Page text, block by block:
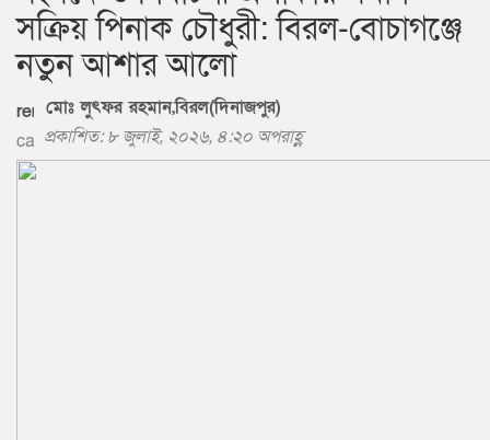
সক্রিয় পিনাক চৌধুরী: বিরল-বোচাগঞ্জে
নতুন আশার আলো
মোঃ লুৎফর রহমান,বিরল(​দিনাজপুর)
প্রকাশিত: ৮ জুলাই, ২০২৬, ৪:২০ অপরাহ্ণ